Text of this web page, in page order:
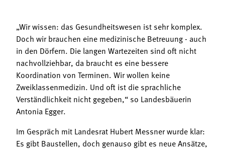
„Wir wissen: das Gesundheitswesen ist sehr komplex.
Doch wir brauchen eine medizinische Betreuung - auch
in den Dörfern. Die langen Wartezeiten sind oft nicht
nachvollziehbar, da braucht es eine bessere
Koordination von Terminen. Wir wollen keine
Zweiklassenmedizin. Und oft ist die sprachliche
Verständlichkeit nicht gegeben,“ so Landesbäuerin
Antonia Egger.
Im Gespräch mit Landesrat Hubert Messner wurde klar:
Es gibt Baustellen, doch genauso gibt es neue Ansätze,